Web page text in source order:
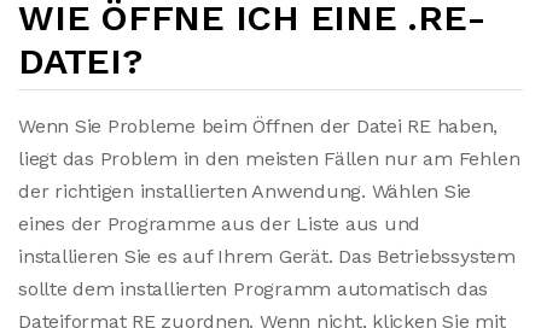
WIE ÖFFNE ICH EINE .RE-
DATEI?
Wenn Sie Probleme beim Öffnen der Datei RE haben,
liegt das Problem in den meisten Fällen nur am Fehlen
der richtigen installierten Anwendung. Wählen Sie
eines der Programme aus der Liste aus und
installieren Sie es auf Ihrem Gerät. Das Betriebssystem
sollte dem installierten Programm automatisch das
Dateiformat RE zuordnen. Wenn nicht, klicken Sie mit